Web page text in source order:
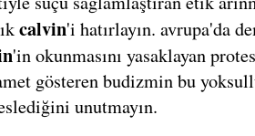
calvin'i hatırlayın. avrupa'da
'in okunmasını yasaklayan
gösteren budizmin bu
unutmayın.